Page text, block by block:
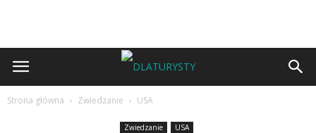
Strona główna Zwiedzanie USA
Zwiedzanie USA